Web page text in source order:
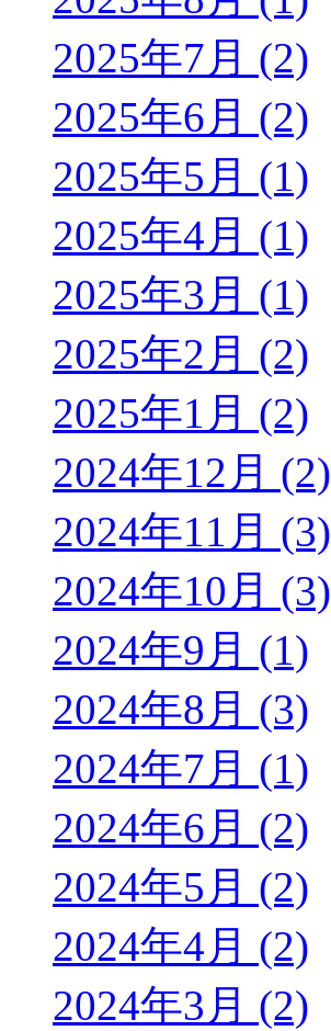
2025年7月 (2)
2025年6月 (2)
2025年5月 (1)
2025年4月 (1)
2025年3月 (1)
2025年2月 (2)
2025年1月 (2)
2024年12月 (2)
2024年11月 (3)
2024年10月 (3)
2024年9月 (1)
2024年8月 (3)
2024年7月 (1)
2024年6月 (2)
2024年5月 (2)
2024年4月 (2)
2024年3月 (2)